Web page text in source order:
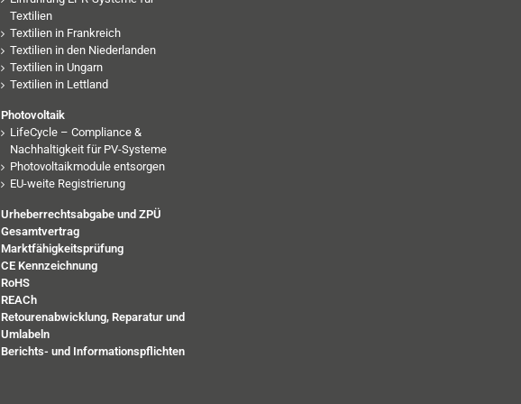
Textilien
Textilien in Frankreich
Textilien in den Niederlanden
Textilien in Ungarn
Textilien in Lettland
Photovoltaik
LifeCycle – Compliance &
Nachhaltigkeit für PV-Systeme
Photovoltaikmodule entsorgen
EU-weite Registrierung
Urheberrechtsabgabe und ZPÜ
Gesamtvertrag
Marktfähigkeitsprüfung
CE Kennzeichnung
RoHS
REACh
Retourenabwicklung, Reparatur und
Umlabeln
Berichts- und Informationspflichten